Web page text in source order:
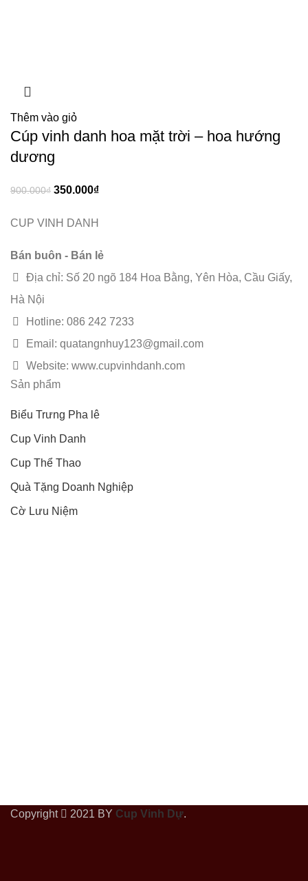
Thêm vào giỏ
Cúp vinh danh hoa mặt trời – hoa hướng
dương
900.000₫ 350.000₫
CUP VINH DANH
Bán buôn - Bán lẻ
Địa chỉ: Số 20 ngõ 184 Hoa Bằng, Yên Hòa, Cầu Giấy,
Hà Nội
Hotline: 086 242 7233
Email: quatangnhuy123@gmail.com
Website: www.cupvinhdanh.com
Sản phẩm
Biểu Trưng Pha lê
Cup Vinh Danh
Cup Thể Thao
Quà Tặng Doanh Nghiệp
Cờ Lưu Niệm
Copyright 2021 BY Cup Vinh Dự.